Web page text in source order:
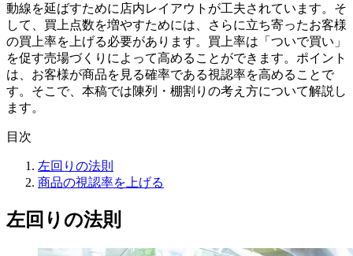
動線を延ばすために店内レイアウトが工夫されています。そ
して、買上点数を増やすためには、さらに立ち寄ったお客様
の買上率を上げる必要があります。買上率は「ついで買い」
を促す売場づくりによって高めることができます。ポイント
は、お客様が商品を見る確率である視認率を高めることで
す。そこで、本稿では陳列・棚割りの考え方について解説し
ます。
目次
左回りの法則
商品の視認率を上げる
左回りの法則